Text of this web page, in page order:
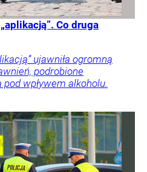
Co druga
ujawniła ogromną
podrobione
wpływem alkoholu.